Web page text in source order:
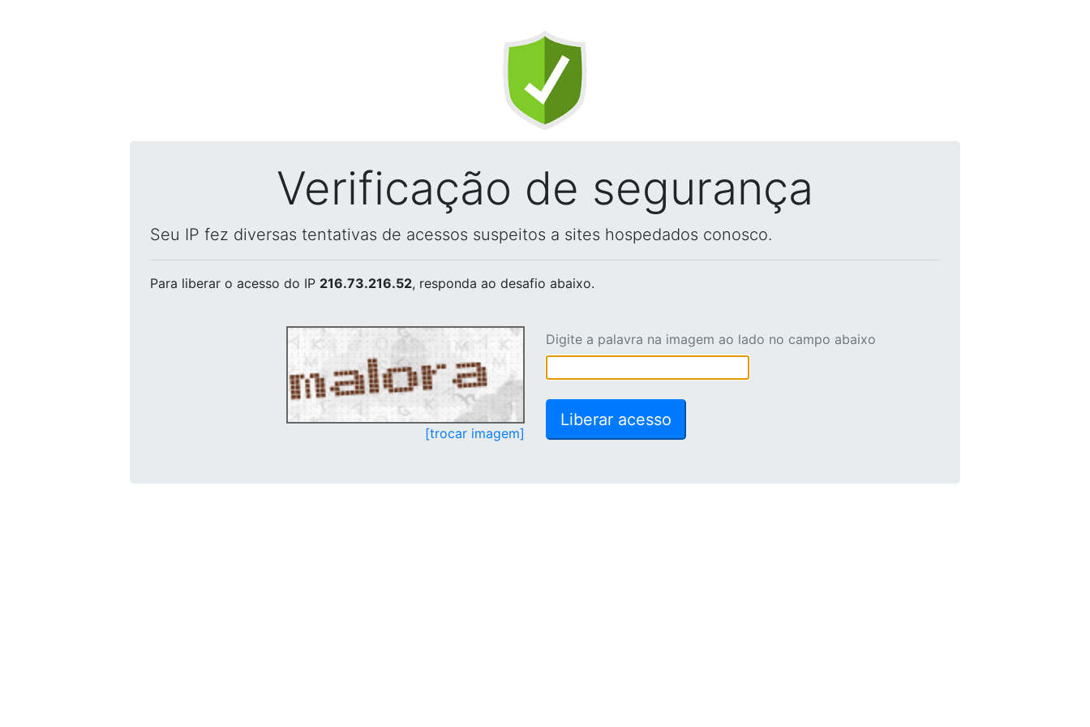
Verificação de segurança
Seu IP fez diversas tentativas de acessos suspeitos a sites hospedados conosco.
Para liberar o acesso do IP 216.73.216.52, responda ao desafio abaixo.
[trocar imagem]
Digite a palavra na imagem ao lado no campo abaixo